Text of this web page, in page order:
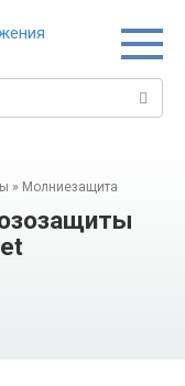
» Молниезащита